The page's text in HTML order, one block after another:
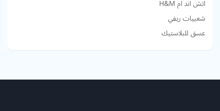
اتش اند ام H&M
شعبيات ريفي
عسق للبلاستيك